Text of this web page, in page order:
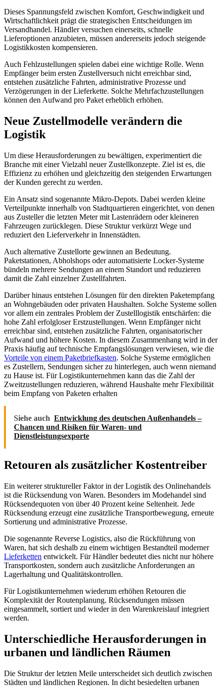
Dieses Spannungsfeld zwischen Komfort, Geschwindigkeit und
Wirtschaftlichkeit prägt die strategischen Entscheidungen im
Versandhandel. Händler versuchen einerseits, schnelle
Lieferoptionen anzubieten, müssen andererseits jedoch steigende
Logistikkosten kompensieren.
Auch Fehlzustellungen spielen dabei eine wichtige Rolle. Wenn
Empfänger beim ersten Zustellversuch nicht erreichbar sind,
entstehen zusätzliche Fahrten, administrative Prozesse und
Verzögerungen in der Lieferkette. Solche Mehrfachzustellungen
können den Aufwand pro Paket erheblich erhöhen.
Neue Zustellmodelle verändern die
Logistik
Um diese Herausforderungen zu bewältigen, experimentiert die
Branche mit einer Vielzahl neuer Zustellkonzepte. Ziel ist es, die
Effizienz zu erhöhen und gleichzeitig den steigenden Erwartungen
der Kunden gerecht zu werden.
Ein Ansatz sind sogenannte Mikro-Depots. Dabei werden kleine
Verteilpunkte innerhalb von Stadtquartieren eingerichtet, von denen
aus Zusteller die letzten Meter mit Lastenrädern oder kleineren
Fahrzeugen zurücklegen. Diese Struktur verkürzt Wege und
reduziert den Lieferverkehr in Innenstädten.
Auch alternative Zustellorte gewinnen an Bedeutung.
Paketstationen, Abholshops oder automatisierte Locker-Systeme
bündeln mehrere Sendungen an einem Standort und reduzieren
damit die Zahl einzelner Zustellfahrten.
Darüber hinaus entstehen Lösungen für den direkten Paketempfang
an Wohngebäuden oder privaten Haushalten. Solche Systeme sollen
vor allem ein zentrales Problem der Zustelllogistik entschärfen: die
hohe Zahl erfolgloser Erstzustellungen. Wenn Empfänger nicht
erreichbar sind, entstehen zusätzliche Fahrten, organisatorischer
Aufwand und höhere Kosten. In diesem Zusammenhang wird in der
Praxis häufig auf technische Empfangslösungen verwiesen, wie die
Vorteile von einem Paketbriefkasten. Solche Systeme ermöglichen
es Zustellern, Sendungen sicher zu hinterlegen, auch wenn niemand
zu Hause ist. Für Logistikunternehmen kann das die Zahl der
Zweitzustellungen reduzieren, während Haushalte mehr Flexibilität
beim Empfang von Paketen erhalten
Siehe auch Entwicklung des deutschen Außenhandels –
Chancen und Risiken für Waren- und
Dienstleistungsexporte
Retouren als zusätzlicher Kostentreiber
Ein weiterer struktureller Faktor in der Logistik des Onlinehandels
ist die Rücksendung von Waren. Besonders im Modehandel sind
Rücksendequoten von über 40 Prozent keine Seltenheit. Jede
Rücksendung erzeugt eine zusätzliche Transportbewegung, erneute
Sortierung und administrative Prozesse.
Die sogenannte Reverse Logistics, also die Rückführung von
Waren, hat sich deshalb zu einem wichtigen Bestandteil moderner
Lieferketten entwickelt. Für Händler bedeutet dies nicht nur höhere
Transportkosten, sondern auch zusätzliche Anforderungen an
Lagerhaltung und Qualitätskontrollen.
Für Logistikunternehmen wiederum erhöhen Retouren die
Komplexität der Routenplanung. Rücksendungen müssen
eingesammelt, sortiert und wieder in den Warenkreislauf integriert
werden.
Unterschiedliche Herausforderungen in
urbanen und ländlichen Räumen
Die Struktur der letzten Meile unterscheidet sich deutlich zwischen
Städten und ländlichen Regionen. In dicht besiedelten urbanen